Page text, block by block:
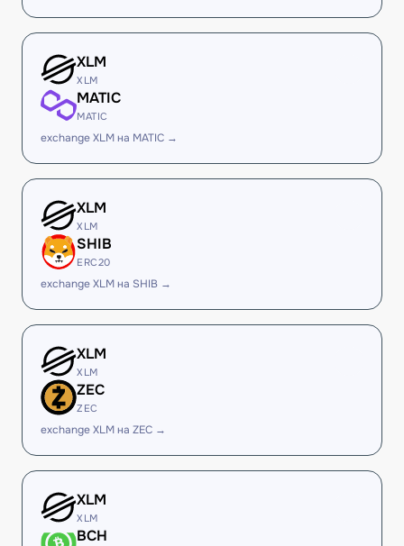
XLM
XLM
MATIC
MATIC
exchange XLM на MATIC →
XLM
XLM
SHIB
ERC20
exchange XLM на SHIB →
XLM
XLM
ZEC
ZEC
exchange XLM на ZEC →
XLM
XLM
BCH